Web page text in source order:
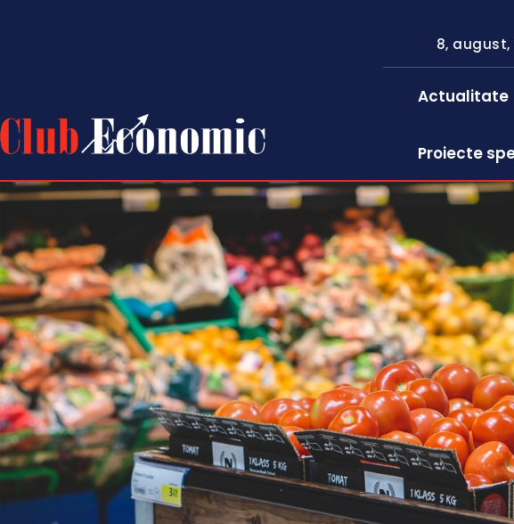
8,
Actualitate
Proiecte